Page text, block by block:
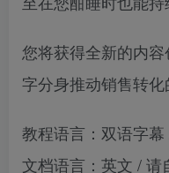
您将获得全新的内
字分身推动销售转化
教程语言：双语字幕
文档语言：英文 / 请